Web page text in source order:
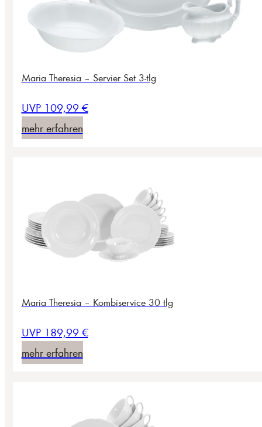
Maria Theresia – Servier Set 3-tlg
UVP 109,99 €
mehr erfahren
Maria Theresia – Kombiservice 30 tlg
UVP 189,99 €
mehr erfahren